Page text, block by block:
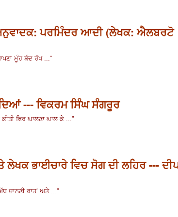
ਪਰਮਿੰਦਰ ਆਦੀ (ਲੇਖਕ: ਐਲਬਰਟੋ
ਮੂੰਹ ਬੰਦ ਰੱਖ ... ”
--- ਵਿਕਰਮ ਸਿੰਘ ਸੰਗਰੂਰ
ਫਿਰ ਘਾਲਣਾ ਘਾਲ ਕੇ ... ”
ਭਾਈਚਾਰੇ ਵਿਚ ਸੋਗ ਦੀ ਲਹਿਰ ---
ਚਾਨਣੀ ਰਾਤ’ ਅਤੇ ... ”